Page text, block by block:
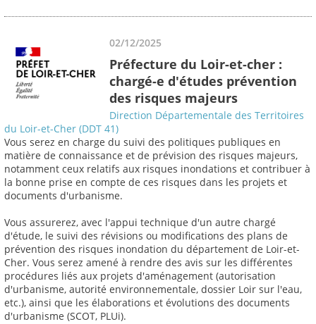
02/12/2025
Préfecture du Loir-et-cher :
chargé-e d'études prévention
des risques majeurs
Direction Départementale des Territoires
du Loir-et-Cher (DDT 41)
Vous serez en charge du suivi des politiques publiques en
matière de connaissance et de prévision des risques majeurs,
notamment ceux relatifs aux risques inondations et contribuer à
la bonne prise en compte de ces risques dans les projets et
documents d'urbanisme.
Vous assurerez, avec l'appui technique d'un autre chargé
d'étude, le suivi des révisions ou modifications des plans de
prévention des risques inondation du département de Loir-et-
Cher. Vous serez amené à rendre des avis sur les différentes
procédures liés aux projets d'aménagement (autorisation
d'urbanisme, autorité environnementale, dossier Loir sur l'eau,
etc.), ainsi que les élaborations et évolutions des documents
d'urbanisme (SCOT, PLUi).